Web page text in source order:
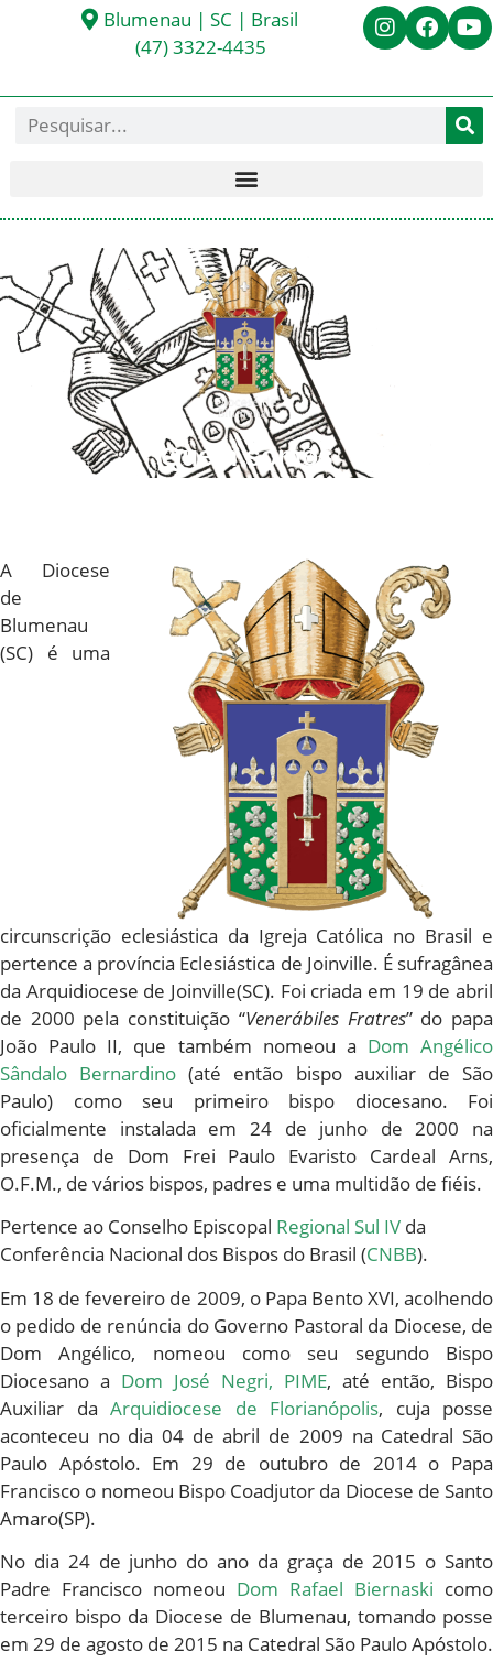
Blumenau | SC | Brasil
(47) 3322-4435
Quem somos
A Diocese
de
Blumenau
(SC) é uma
circunscrição eclesiástica da Igreja Católica no Brasil e
pertence a província Eclesiástica de Joinville. É sufragânea
da Arquidiocese de Joinville(SC). Foi criada em 19 de abril
de 2000 pela constituição “Venerábiles Fratres” do papa
João Paulo II, que também nomeou a Dom Angélico
Sândalo Bernardino (até então bispo auxiliar de São
Paulo) como seu primeiro bispo diocesano. Foi
oficialmente instalada em 24 de junho de 2000 na
presença de Dom Frei Paulo Evaristo Cardeal Arns,
O.F.M., de vários bispos, padres e uma multidão de fiéis.
Pertence ao Conselho Episcopal Regional Sul IV da
Conferência Nacional dos Bispos do Brasil (CNBB).
Em 18 de fevereiro de 2009, o Papa Bento XVI, acolhendo
o pedido de renúncia do Governo Pastoral da Diocese, de
Dom Angélico, nomeou como seu segundo Bispo
Diocesano a Dom José Negri, PIME, até então, Bispo
Auxiliar da Arquidiocese de Florianópolis, cuja posse
aconteceu no dia 04 de abril de 2009 na Catedral São
Paulo Apóstolo. Em 29 de outubro de 2014 o Papa
Francisco o nomeou Bispo Coadjutor da Diocese de Santo
Amaro(SP).
No dia 24 de junho do ano da graça de 2015 o Santo
Padre Francisco nomeou Dom Rafael Biernaski como
terceiro bispo da Diocese de Blumenau, tomando posse
em 29 de agosto de 2015 na Catedral São Paulo Apóstolo.